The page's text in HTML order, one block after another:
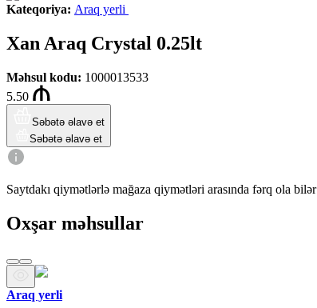
Kateqoriya: Araq yerli
Xan Araq Crystal 0.25lt
Məhsul kodu: 1000013533
5.50
Səbətə əlavə et
Səbətə əlavə et
Saytdakı qiymətlərlə mağaza qiymətləri arasında fərq ola bilər
Oxşar məhsullar
Araq yerli